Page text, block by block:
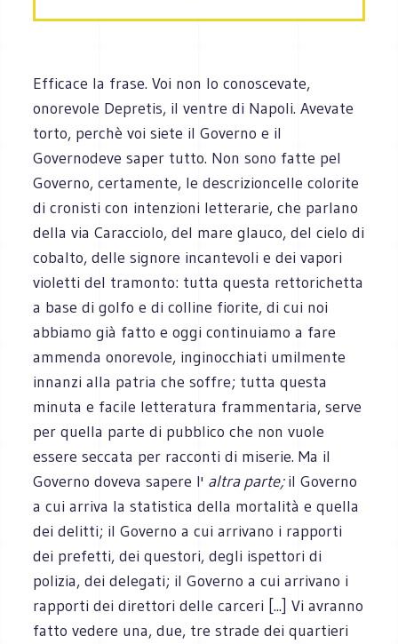
Efficace la frase. Voi non lo conoscevate,
onorevole Depretis, il ventre di Napoli. Avevate
torto, perchè voi siete il Governo e il
Governodeve saper tutto. Non sono fatte pel
Governo, certamente, le descrizioncelle colorite
di cronisti con intenzioni letterarie, che parlano
della via Caracciolo, del mare glauco, del cielo di
cobalto, delle signore incantevoli e dei vapori
violetti del tramonto: tutta questa rettorichetta
a base di golfo e di colline fiorite, di cui noi
abbiamo già fatto e oggi continuiamo a fare
ammenda onorevole, inginocchiati umilmente
innanzi alla patria che soffre; tutta questa
minuta e facile letteratura frammentaria, serve
per quella parte di pubblico che non vuole
essere seccata per racconti di miserie. Ma il
Governo doveva sapere l' altra parte;il Governo
a cui arriva la statistica della mortalità e quella
dei delitti; il Governo a cui arrivano i rapporti
dei prefetti, dei questori, degli ispettori di
polizia, dei delegati; il Governo a cui arrivano i
rapporti dei direttori delle carceri [...] Vi avranno
fatto vedere una, due, tre strade dei quartieri